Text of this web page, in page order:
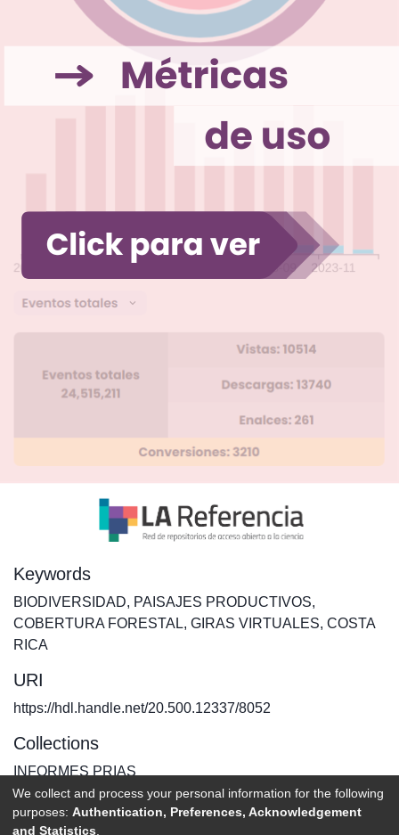
Keywords
BIODIVERSIDAD, PAISAJES PRODUCTIVOS,
COBERTURA FORESTAL, GIRAS VIRTUALES, COSTA
RICA
URI
https://hdl.handle.net/20.500.12337/8052
Collections
INFORMES PRIAS
Full item page
We collect and process your personal information for the following
purposes: Authentication, Preferences, Acknowledgement
and Statistics